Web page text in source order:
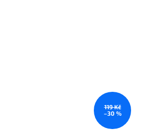
119 Kč
–30 %